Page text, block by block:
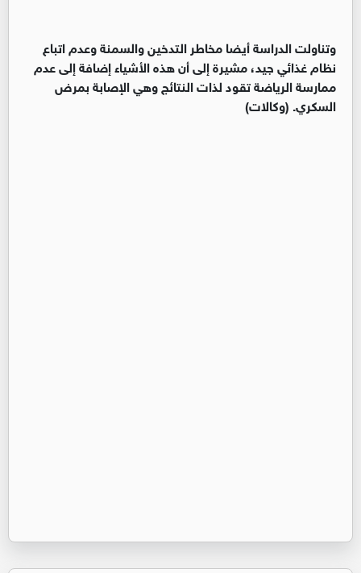
وتناولت الدراسة أيضا مخاطر التدخين والسمنة وعدم اتباع
نظام غذائي جيد، مشيرة إلى أن هذه الأشياء إضافة إلى عدم
ممارسة الرياضة تقود لذات النتائج وهي الإصابة بمرض
السكري. (وكالات)